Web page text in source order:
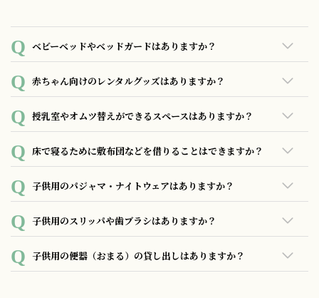
ベビーベッドやベッドガードはありますか？
簡易的なベビーコットのご用意がございますが数に限りがご
ざいますのでご了承下さい。
赤ちゃん向けのレンタルグッズはありますか？
あいにくご用意致しておりません。
授乳室やオムツ替えができるスペースはありますか？
授乳室のご用意がございます。 オムツ替え用の台もございま
すのでご利用下さい。
床で寝るために敷布団などを借りることはできますか？
あいにく敷布団の貸出は行っておりません。
子供用のパジャマ・ナイトウェアはありますか？
お子様用のパジャマをご用意しております。
サイズ：S、M、L
子供用のスリッパや歯ブラシはありますか？
スリッパ、歯ブラシのご用意がございます。
子供用の便器（おまる）の貸し出しはありますか？